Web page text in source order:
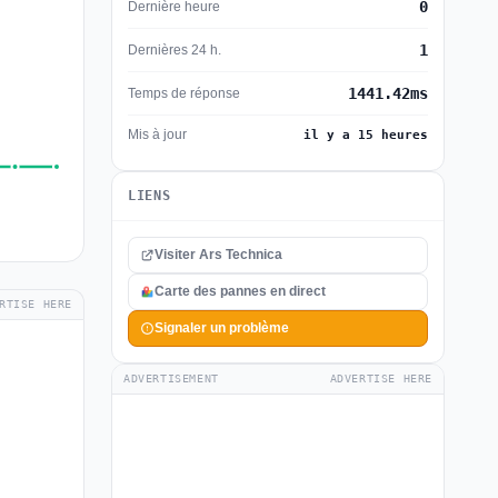
HERE
Dernière heure 0
Dernières 24 h. 1
Temps de réponse 1441.42ms
Mis à jour il y a 15 heures
LIENS
Visiter Ars Technica
Carte des pannes en direct
Signaler un problème
ADVERTISEMENT ADVERTISE HERE